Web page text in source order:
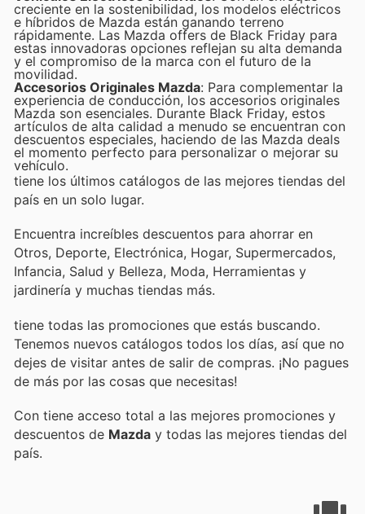
creciente en la sostenibilidad, los modelos eléctricos
e híbridos de Mazda están ganando terreno
rápidamente. Las Mazda offers de Black Friday para
estas innovadoras opciones reflejan su alta demanda
y el compromiso de la marca con el futuro de la
movilidad.
Accesorios Originales Mazda: Para complementar la
experiencia de conducción, los accesorios originales
Mazda son esenciales. Durante Black Friday, estos
artículos de alta calidad a menudo se encuentran con
descuentos especiales, haciendo de las Mazda deals
el momento perfecto para personalizar o mejorar su
vehículo.
tiene los últimos catálogos de las mejores tiendas del
país en un solo lugar.
Encuentra increíbles descuentos para ahorrar en
Otros, Deporte, Electrónica, Hogar, Supermercados,
Infancia, Salud y Belleza, Moda, Herramientas y
jardinería y muchas tiendas más.
tiene todas las promociones que estás buscando.
Tenemos nuevos catálogos todos los días, así que no
dejes de visitar antes de salir de compras. ¡No pagues
de más por las cosas que necesitas!
Con tiene acceso total a las mejores promociones y
descuentos de Mazda y todas las mejores tiendas del
país.